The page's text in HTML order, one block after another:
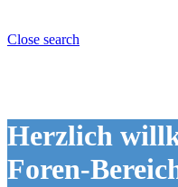
Close search
Herzlich
Foren-